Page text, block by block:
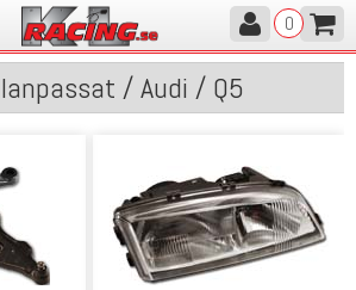
0
/ Audi / Q5